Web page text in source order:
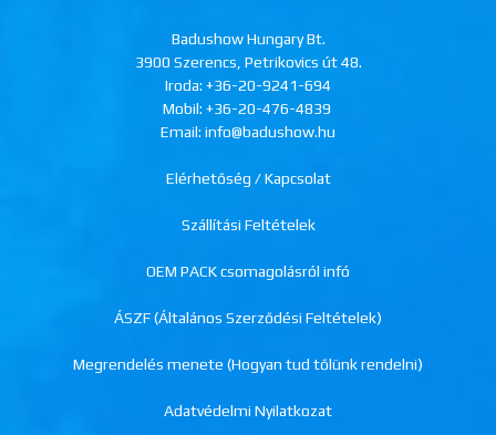
Badushow Hungary Bt.
3900 Szerencs, Petrikovics út 48.
Iroda: +36-20-9241-694
Mobil: +36-20-476-4839
Email: info@badushow.hu
Elérhetőség / Kapcsolat
Szállítási Feltételek
OEM PACK csomagolásról infó
ÁSZF (Általános Szerződési Feltételek)
Megrendelés menete (Hogyan tud tőlünk rendelni)
Adatvédelmi Nyilatkozat